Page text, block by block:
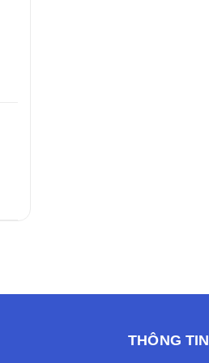
THÔNG TIN